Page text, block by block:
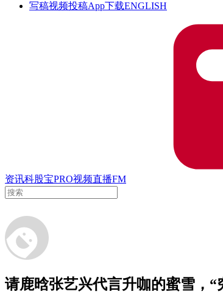
写稿视频投稿App下载ENGLISH
资讯科股宝PRO视频直播FM
请鹿晗张艺兴代言升咖的蜜雪，“